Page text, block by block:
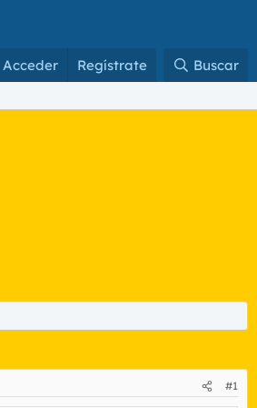
Acceder Regístrate Buscar
#1